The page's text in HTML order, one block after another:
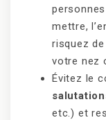
mettre,
risquez
votre nez
Évitez le
etc.) et